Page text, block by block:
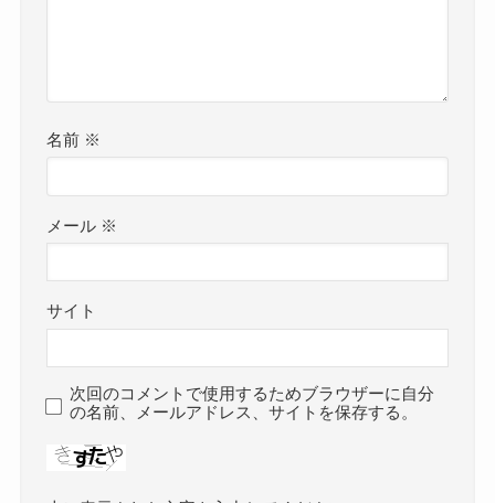
名前 ※
メール ※
サイト
次回のコメントで使用するためブラウザーに自分
の名前、メールアドレス、サイトを保存する。